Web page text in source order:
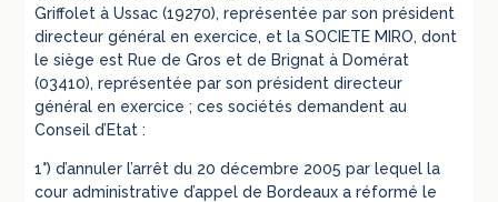
Griffolet à Ussac (19270), représentée par son président
directeur général en exercice, et la SOCIETE MIRO, dont
le siège est Rue de Gros et de Brignat à Domérat
(03410), représentée par son président directeur
général en exercice ; ces sociétés demandent au
Conseil d’Etat :
1°) d’annuler l’arrêt du 20 décembre 2005 par lequel la
cour administrative d’appel de Bordeaux a réformé le